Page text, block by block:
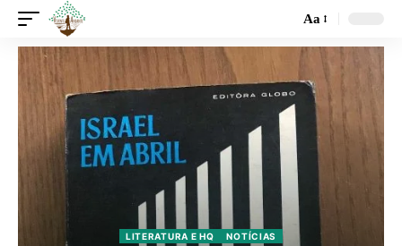
Aa
LITERATURA E HQ NOTÍCIAS